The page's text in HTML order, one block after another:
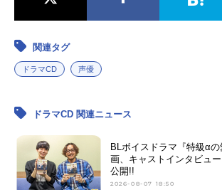
関連タグ
ドラマCD 声優
ドラマCD 関連ニュース
BLボイスドラマ『特級α
画、キャストインタビュ
公開!!
2026-08-07 18:50